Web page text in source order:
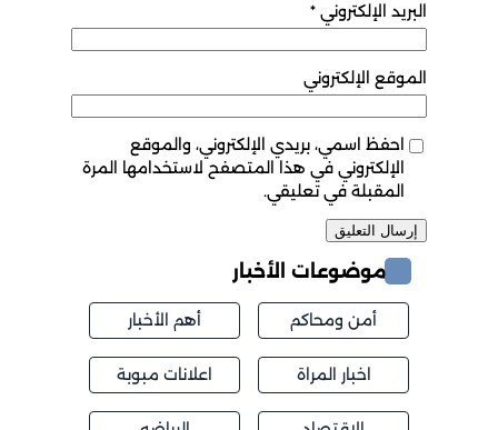
البريد الإلكتروني *
الموقع الإلكتروني
احفظ اسمي، بريدي الإلكتروني، والموقع
الإلكتروني في هذا المتصفح لاستخدامها المرة
المقبلة في تعليقي.
موضوعات الأخبار
أمن ومحاكم أهم الأخبار
اخبار المراة اعلانات مبوبة